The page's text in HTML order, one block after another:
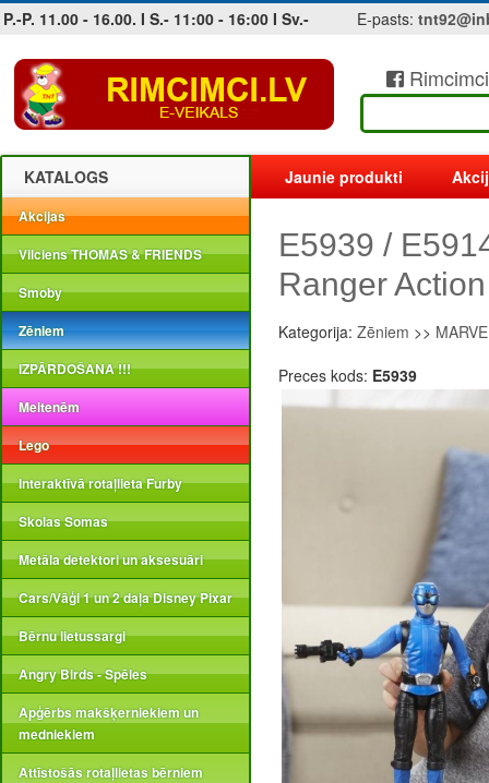
P.-P. 11.00 - 16.00. I S.- 11:00 - 16:00 I Sv.- E-pasts:
Jobs at sea and maritime vacancies
KATALOGS
Akcijas
Vilciens THOMAS & FRIENDS
Smoby
Zēniem
IZPĀRDOŠANA !!!
Meitenēm
Lego
Interaktīvā rotaļlieta Furby
Skolas Somas
Metāla detektori un aksesuāri
Cars/Vāģi 1 un 2 daļa Disney Pixar
Bērnu lietussargi
Angry Birds - Spēles
Apģērbs makšķerniekiem un
medniekiem
Attīstošās rotaļlietas bērniem
Jaunie produkti
E5939 /
Ranger
Kategorija: Zēniem >>
Preces kods: E5939